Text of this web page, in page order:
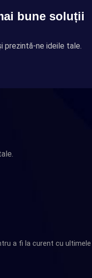
bune soluții
prezintă-ne ideile tale.
a fi la curent cu ultimele